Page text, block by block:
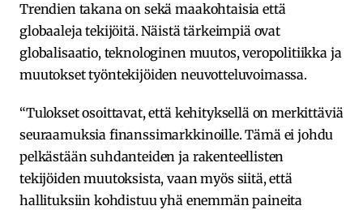
Trendien takana on sekä maakohtaisia että
globaaleja tekijöitä. Näistä tärkeimpiä ovat
globalisaatio, teknologinen muutos, veropolitiikka ja
muutokset työntekijöiden neuvotteluvoimassa.
“Tulokset osoittavat, että kehityksellä on merkittäviä
seuraamuksia finanssimarkkinoille. Tämä ei johdu
pelkästään suhdanteiden ja rakenteellisten
tekijöiden muutoksista, vaan myös siitä, että
hallituksiin kohdistuu yhä enemmän paineita